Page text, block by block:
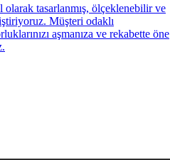
tasarlanmış, ölçeklenebilir ve
Müşteri odaklı
aşmanıza ve rekabette öne